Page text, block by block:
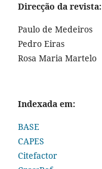
Direcção da revista:
Paulo de Medeiros
Pedro Eiras
Rosa Maria Martelo
Indexada em:
BASE
CAPES
Citefactor